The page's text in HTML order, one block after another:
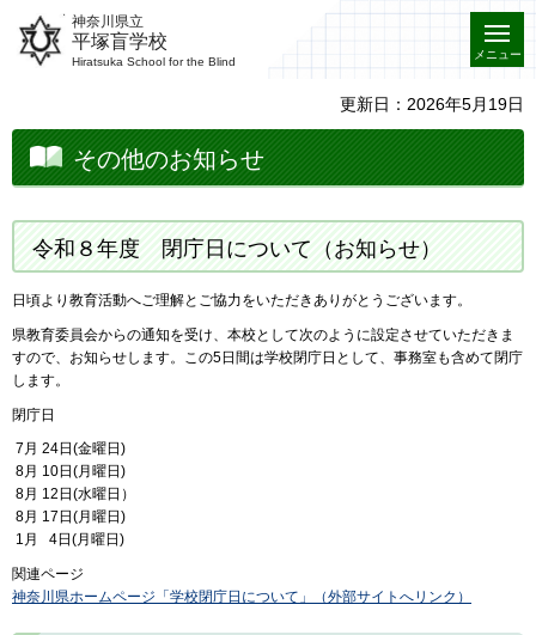
神奈川県立
平塚盲学校
Hiratsuka School for the Blind
メニュー
更新日：2026年5月19日
その他のお知らせ
令和８年度 閉庁日について（お知らせ）
日頃より教育活動へご理解とご協力をいただきありがとうございます。
県教育委員会からの通知を受け、本校として次のように設定させていただきま
すので、お知らせします。この5日間は学校閉庁日として、事務室も含めて閉庁
します。
閉庁日
7月 24日(金曜日)
8月 10日(月曜日)
8月 12日(水曜日）
8月 17日(月曜日)
1月 4日(月曜日)
関連ページ
神奈川県ホームページ「学校閉庁日について」（外部サイトへリンク）